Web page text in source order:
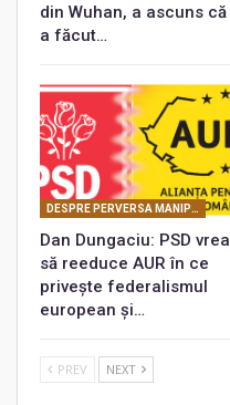
din Wuhan, a ascuns că
a făcut…
DESPRE PERVERSA MANIPULARE MASONICĂ
Dan Dungaciu: PSD vrea
să reeduce AUR în ce
privește federalismul
european și…
PREV NEXT